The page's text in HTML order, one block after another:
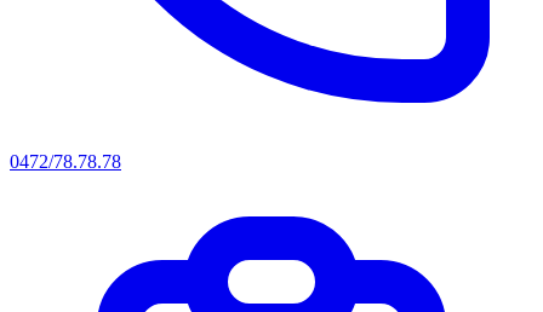
0472/78.78.78